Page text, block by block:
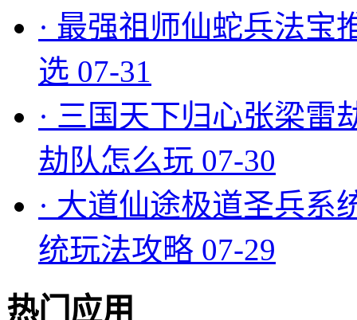
· 最强祖师仙蛇兵法宝
选 07-31
· 三国天下归心张梁雷
劫队怎么玩 07-30
· 大道仙途极道圣兵系
统玩法攻略 07-29
热门应用